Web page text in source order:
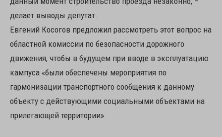
делает выводы депутат.
Евгений Косогов предложил рассмотреть этот вопрос на
областной комиссии по безопасности дорожного
движения, чтобы в будущем при вводе в эксплуатацию
кампуса «были обеспечены мероприятия по
гармонизации транспортного сообщения к данному
объекту с действующими социальными объектами на
прилегающей территории».